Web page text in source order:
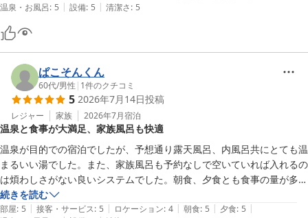
お食事も工夫が凝らされていて、この物価高を考えても質量ともに満足
行くものだっと思います。(来る前にお昼を食べすぎて、立派なお肉が
出された夕食を完食出来ず悔やまれます⤵︎)
スタッフ皆さんから随所に、おもてなしと旅館そのものを大切にしてい
る心遣いを感じることが出来て、とても気持ちの良い滞在が出来まし
た。
またぜひぜひ伺わせていただきたいです！
温泉・お風呂: 5 | 設備: 5 | 清潔さ: 5
ぱこそんくん
60代/男性 | 1件のクチコミ
5 2026年7月14日投稿
レジャー 家族 2026年7月宿泊
温泉と食事が大満足、家族風呂も快適
温泉が目的での宿泊でしたが、予想通り露天風呂、内風呂共にとても温
まるいい湯でした。また、家族風呂も予約なしで空いていれば入れるの
は煩わしさがない良いシステムでした。朝食、夕食とも食事の量が多
く、味も美味しく満足感が非常に高いものでした。年配者にはちょっと
食べきれないくらいあります。
続きを読む
部屋: 5 | 接客・サービス: 5 | ロケーション: 4 | 朝食: 5 | 夕食: 5 |